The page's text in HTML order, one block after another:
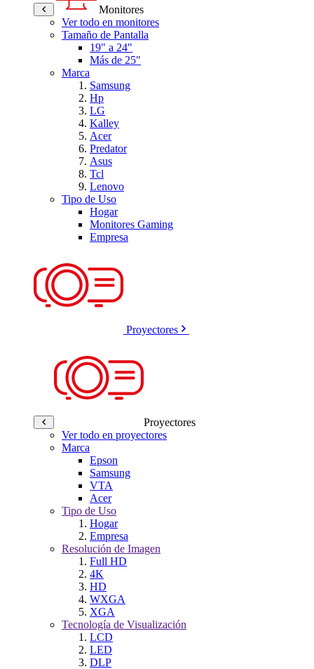
Monitores
Ver todo en monitores
Tamaño de Pantalla
19" a 24"
Más de 25"
Marca
Samsung
Hp
LG
Kalley
Acer
Predator
Asus
Tcl
Lenovo
Tipo de Uso
Hogar
Monitores Gaming
Empresa
Proyectores
Proyectores
Ver todo en proyectores
Marca
Epson
Samsung
VTA
Acer
Tipo de Uso
Hogar
Empresa
Resolución de Imagen
Full HD
4K
HD
WXGA
XGA
Tecnología de Visualización
LCD
LED
DLP